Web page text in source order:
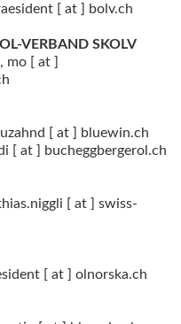
[ at ] bolv.ch
VERBAND SKOLV
mo [ at ]
[ at ] bluewin.ch
[ at ] bucheggbergerol.ch
[ at ] swiss-
[ at ] olnorska.ch